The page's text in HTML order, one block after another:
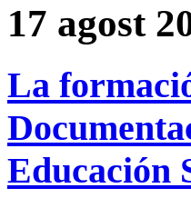
17 agost
La
Educación